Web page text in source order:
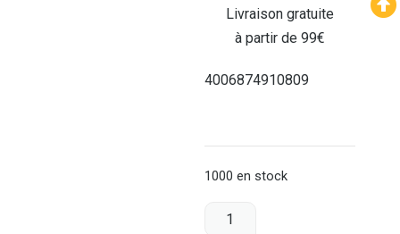
Livraison gratuite
à partir de 99€
4006874910809
1000 en stock